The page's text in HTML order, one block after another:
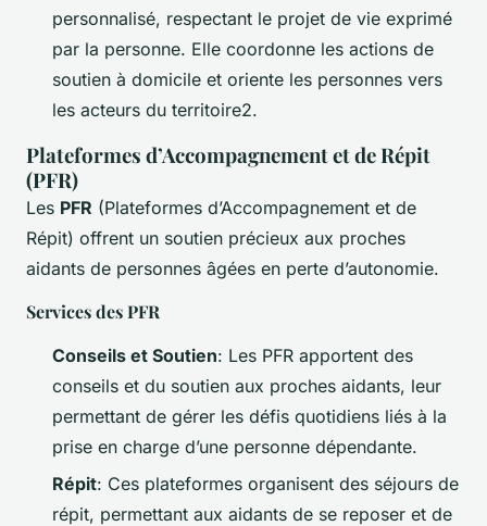
personnalisé, respectant le projet de vie exprimé
par la personne. Elle coordonne les actions de
soutien à domicile et oriente les personnes vers
les acteurs du territoire2.
Plateformes d’Accompagnement et de Répit
(PFR)
Les PFR (Plateformes d’Accompagnement et de
Répit) offrent un soutien précieux aux proches
aidants de personnes âgées en perte d’autonomie.
Services des PFR
Conseils et Soutien: Les PFR apportent des
conseils et du soutien aux proches aidants, leur
permettant de gérer les défis quotidiens liés à la
prise en charge d’une personne dépendante.
Répit: Ces plateformes organisent des séjours de
répit, permettant aux aidants de se reposer et de